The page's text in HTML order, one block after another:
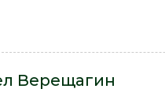
Верещагин